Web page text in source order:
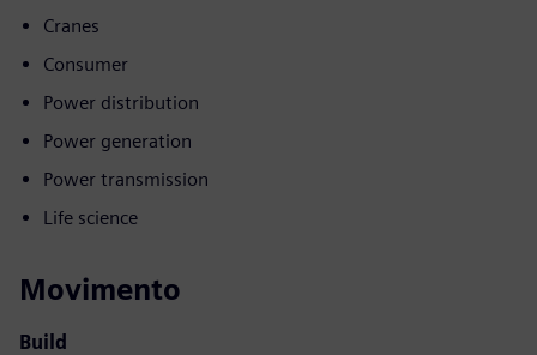
Cranes
Consumer
Power distribution
Power generation
Power transmission
Life science
Movimento
Build